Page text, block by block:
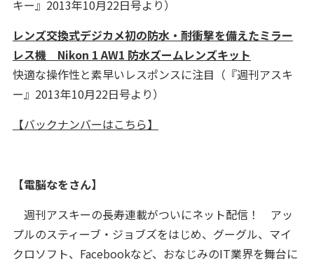
キー』2013年10月22日号より）
レンズ交換式デジカメ初の防水・耐衝撃を備えたミラー
レス機 Nikon 1 AW1 防水ズームレンズキット
快適な操作性と素早いレスポンスに注目（『週刊アスキ
ー』2013年10月22日号より）
【バックナンバーはこちら】
【電脳なをさん】
週刊アスキーの長寿連載がついにネット配信！ アッ
プルのスティーブ・ジョブズをはじめ、グーグル、マイ
クロソフト、Facebookなど、おなじみのIT業界を舞台に